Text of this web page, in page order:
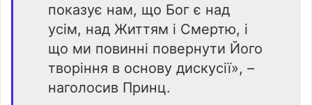
показує нам, що Бог є над
усім, над Життям і Смертю, і
що ми повинні повернути Його
творіння в основу дискусії», –
наголосив Принц.